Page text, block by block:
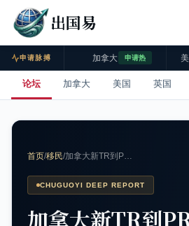
出国易
申请脉搏 加拿大 申请热
论坛 加拿大 美国 英国
首页/移民/加拿大新TR到P…
CHUGUOYI DEEP REPORT
加拿大新TR到